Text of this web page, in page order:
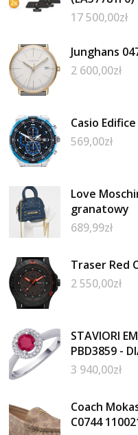
17 500,00zł
Junghans
2 600,00zł
Casio
569,00zł
Love
granatowy
689,99zł
Traser Red
2 550,00zł
STAVIORI
PBD3859 -
3 940,00zł
Coach
C0744